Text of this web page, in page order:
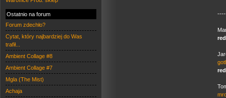
Ostatnio na forum
Forum zdechło?
Cytat, który najbardziej do Was
trafił...
Ambient Collage #8
Ambient Collage #7
Mgla (The Mist)
Achaja